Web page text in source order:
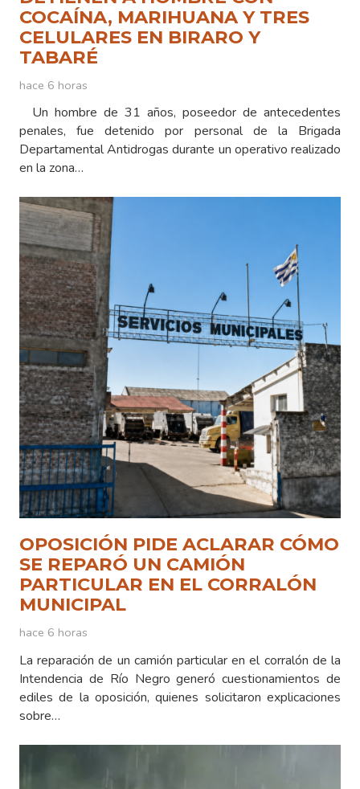
COCAÍNA, MARIHUANA Y TRES
CELULARES EN BIRARO Y
TABARÉ
hace 6 horas
Un hombre de 31 años, poseedor de antecedentes
penales, fue detenido por personal de la Brigada
Departamental Antidrogas durante un operativo realizado
en la zona…
OPOSICIÓN PIDE ACLARAR CÓMO
SE REPARÓ UN CAMIÓN
PARTICULAR EN EL CORRALÓN
MUNICIPAL
hace 6 horas
La reparación de un camión particular en el corralón de la
Intendencia de Río Negro generó cuestionamientos de
ediles de la oposición, quienes solicitaron explicaciones
sobre…